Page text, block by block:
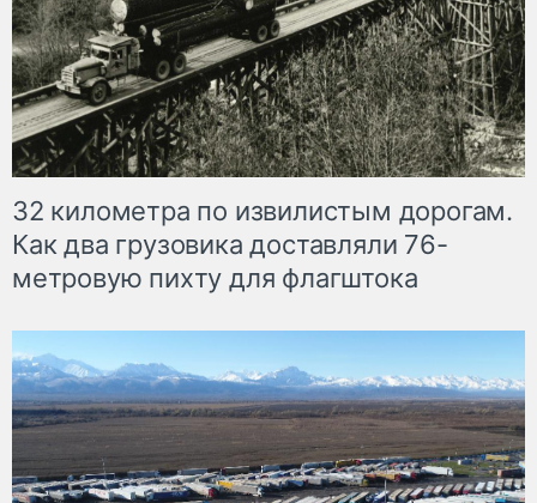
32 километра по извилистым дорогам.
Как два грузовика доставляли 76-
метровую пихту для флагштока